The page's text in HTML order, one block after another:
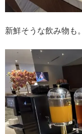
新鮮そうな飲み物も。